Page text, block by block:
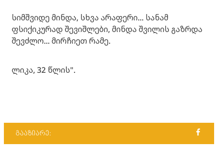
სიმშვიდე მინდა, სხვა არაფერი... სანამ
ფსიქიკურად შევიშლები, მინდა შვილის გაზრდა
შევძლო... მირჩიეთ რამე.
ლიკა, 32 წლის".
გააზიარე: